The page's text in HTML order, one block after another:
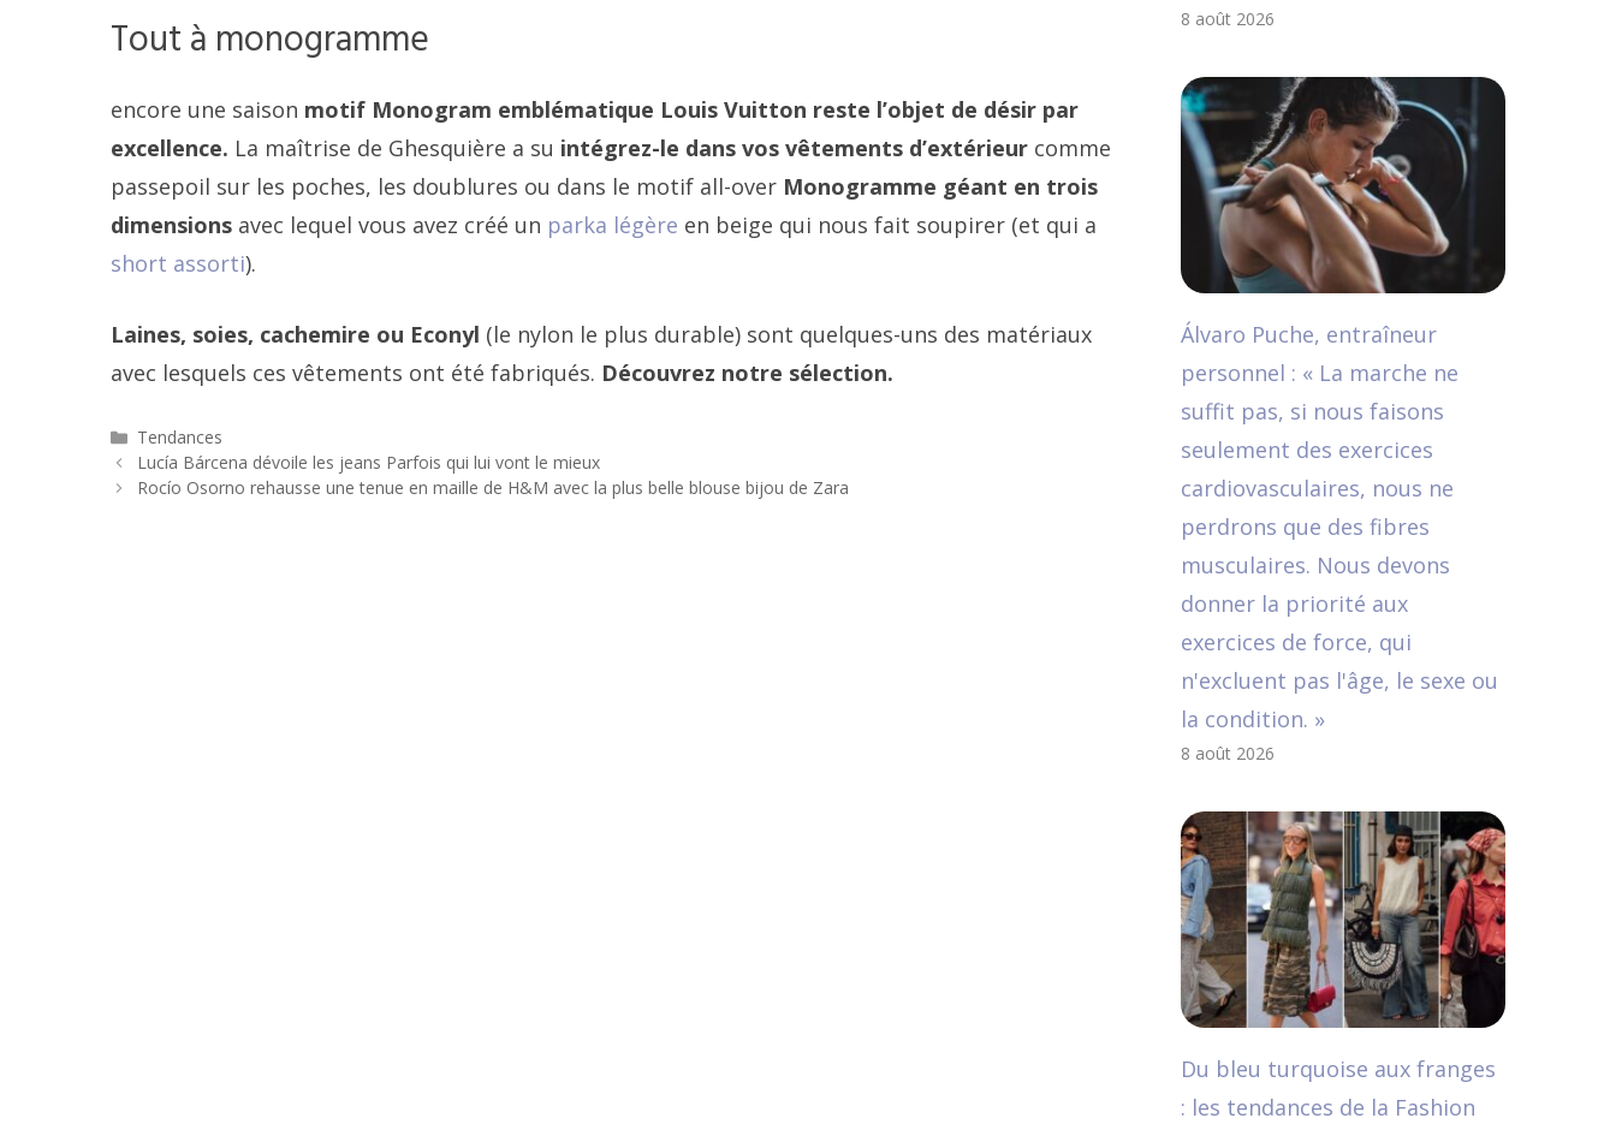
Tout à monogramme
encore une saison motif Monogram emblématique Louis Vuitton reste l’objet de désir par
excellence. La maîtrise de Ghesquière a su intégrez-le dans vos vêtements d’extérieur comme
passepoil sur les poches, les doublures ou dans le motif all-over Monogramme géant en trois
dimensions avec lequel vous avez créé un parka légère en beige qui nous fait soupirer (et qui a
short assorti).
Laines, soies, cachemire ou Econyl (le nylon le plus durable) sont quelques-uns des matériaux
avec lesquels ces vêtements ont été fabriqués. Découvrez notre sélection.
Catégories
Tendances
Navigation
des
Lucía Bárcena dévoile les jeans Parfois qui lui vont le mieux
Rocío Osorno rehausse une tenue en maille de H&M avec la plus belle blouse bijou de Zara
8 août 2026
Álvaro Puche, entraîneur
personnel : « La marche ne
suffit pas, si nous faisons
seulement des exercices
cardiovasculaires, nous ne
perdrons que des fibres
musculaires. Nous devons
donner la priorité aux
exercices de force, qui
n'excluent pas l'âge, le sexe ou
la condition. »
8 août 2026
Du bleu turquoise aux franges
: les tendances de la Fashion